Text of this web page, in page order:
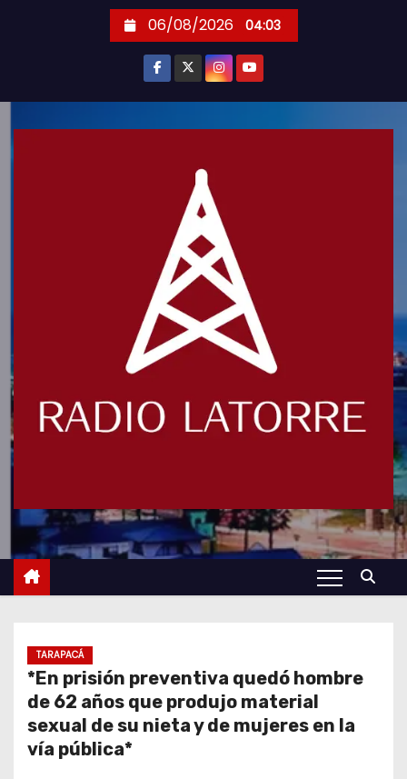
06/08/2026 04:03
TARAPACÁ
*En prisión preventiva quedó hombre
de 62 años que produjo material
sexual de su nieta y de mujeres en la
vía pública*